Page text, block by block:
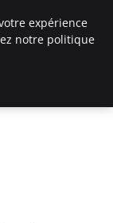
expérience
notre politique